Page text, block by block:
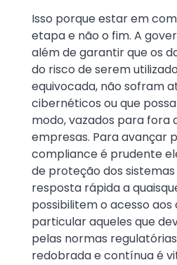
Isso porque estar em
etapa e não o fim. A
além de garantir que os
do risco de serem
equivocada, não sofram
cibernéticos ou que
modo, vazados para fora
empresas. Para avançar
compliance é prudente
de proteção dos
resposta rápida a
possibilitem o acesso aos
particular aqueles que
pelas normas
redobrada e contínua é